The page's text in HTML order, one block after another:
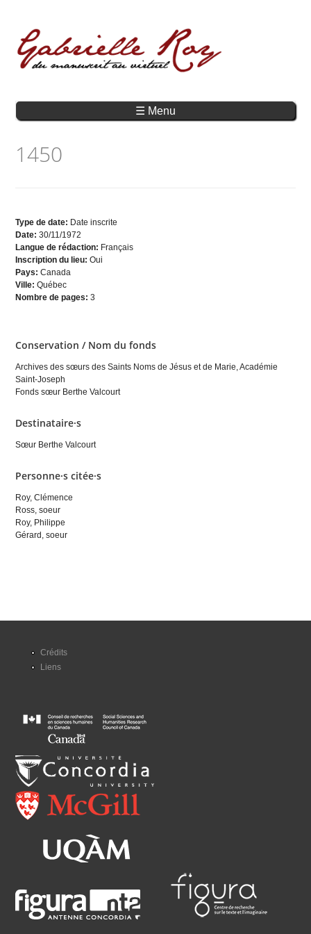
☰ Menu
1450
Type de date: Date inscrite
Date:30/11/1972
Langue de rédaction: Français
Inscription du lieu:Oui
Pays:Canada
Ville:Québec
Nombre de pages:3
Conservation / Nom du fonds
Archives des sœurs des Saints Noms de Jésus et de Marie, Académie
Saint-Joseph
Fonds sœur Berthe Valcourt
Destinataire·s
Sœur Berthe Valcourt
Personne·s citée·s
Roy, Clémence
Ross, soeur
Roy, Philippe
Gérard, soeur
Crédits
Liens